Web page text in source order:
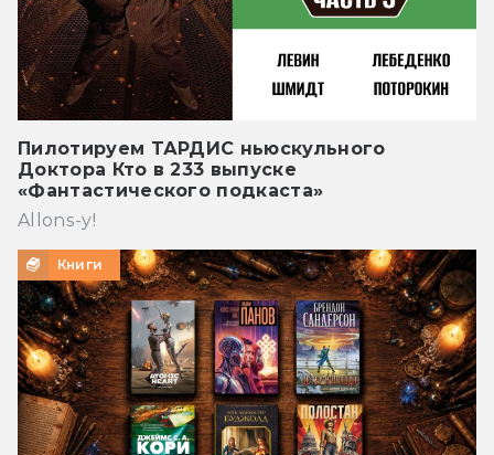
Пилотируем ТАРДИС ньюскульного
Доктора Кто в 233 выпуске
«Фантастического подкаста»
Allons-y!
Книги